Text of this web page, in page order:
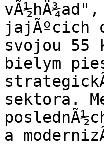
jajÃºcich
svojou 55
bielym
sektora.
a